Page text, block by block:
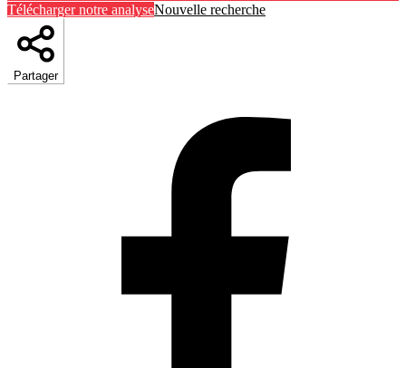
Télécharger notre analyseNouvelle recherche
Partager